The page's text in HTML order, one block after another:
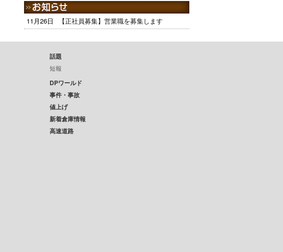
11月26日 【正社員募集】営業職を募集します
話題
短報
DPワールド
事件・事故
値上げ
新着倉庫情報
高速道路